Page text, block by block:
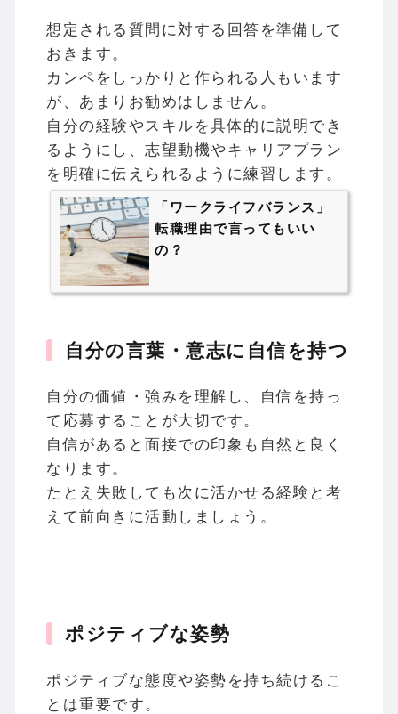
想定される質問に対する回答を準備して
おきます。
カンペをしっかりと作られる人もいます
が、あまりお勧めはしません。
自分の経験やスキルを具体的に説明でき
るようにし、志望動機やキャリアプラン
を明確に伝えられるように練習します。
「ワークライフバランス」
転職理由で言ってもいい
の？
自分の言葉・意志に自信を持つ
自分の価値・強みを理解し、自信を持っ
て応募することが大切です。
自信があると面接での印象も自然と良く
なります。
たとえ失敗しても次に活かせる経験と考
えて前向きに活動しましょう。
ポジティブな姿勢
ポジティブな態度や姿勢を持ち続けるこ
とは重要です。